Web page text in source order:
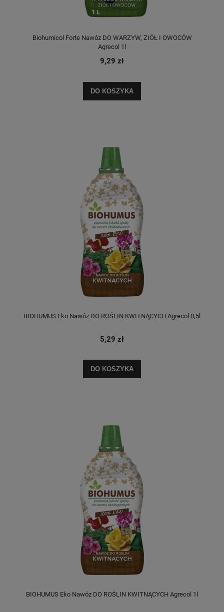
Biohumicol Forte Nawóz DO WARZYW, ZIÓŁ I OWOCÓW
Agrecol 1l
9,29 zł
DO KOSZYKA
BIOHUMUS Eko Nawóz DO ROŚLIN KWITNĄCYCH Agrecol 0,5l
5,29 zł
DO KOSZYKA
BIOHUMUS Eko Nawóz DO ROŚLIN KWITNĄCYCH Agrecol 1l